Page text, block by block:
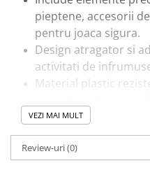
pieptene, accesorii
pentru joaca sigura.
Design atragator si
activitati de
Material plastic
Spațiu de joacă
organizarea si
depozitarea
VEZI MAI MULT
Review-uri(0)